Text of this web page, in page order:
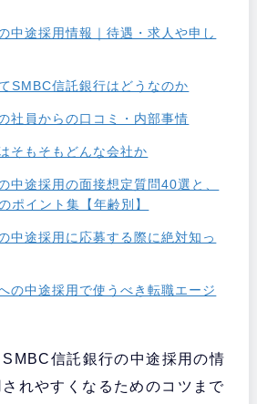
中途採用情報｜待遇・求人や申し
SMBC信託銀行はどうなのか
社員からの口コミ・内部事情
そもそもどんな会社か
中途採用の面接想定質問40選と、
ポイント集【年齢別】
中途採用に応募する際に絶対知っ
の中途採用で使うべき転職エージ
信託銀行の中途採用の情
れやすくなるためのコツまで